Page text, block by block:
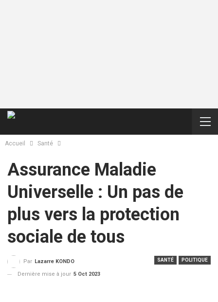
Accueil Santé
Assurance Maladie
Universelle : Un pas de
plus vers la protection
sociale de tous
SANTÉ POLITIQUE
Par Lazarre KONDO
Dernière mise à jour 5 Oct 2023